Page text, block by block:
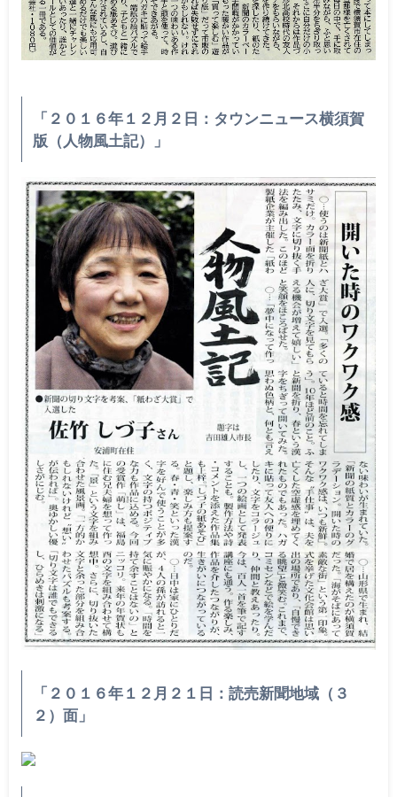
「２０１６年１２月２日：タウンニュース横須賀
版（人物風土記）」
「２０１６年１２月２１日：読売新聞地域（３
２）面」